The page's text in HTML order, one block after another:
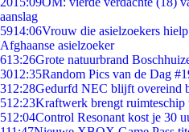
aanslag
5914:06Vrouw die asielzoekers
Afghaanse asielzoeker
613:26Grote natuurbrand
3012:35Random Pics van de Dag
312:28Gedurfd NEC blijft overeind
512:23Kraftwerk brengt ruimteschip
512:04Control Resonant kost je 30